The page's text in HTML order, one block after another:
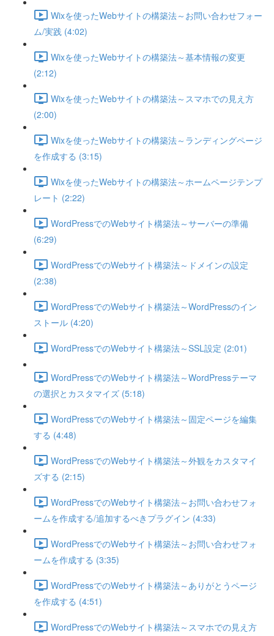
Wixを使ったWebサイトの構築法～お問い合わせフォー
ム/実践 (4:02)
Wixを使ったWebサイトの構築法～基本情報の変更
(2:12)
Wixを使ったWebサイトの構築法～スマホでの見え方
(2:00)
Wixを使ったWebサイトの構築法～ランディングページ
を作成する (3:15)
Wixを使ったWebサイトの構築法～ホームページテンプ
レート (2:22)
WordPressでのWebサイト構築法～サーバーの準備
(6:29)
WordPressでのWebサイト構築法～ドメインの設定
(2:38)
WordPressでのWebサイト構築法～WordPressのイン
ストール (4:20)
WordPressでのWebサイト構築法～SSL設定 (2:01)
WordPressでのWebサイト構築法～WordPressテーマ
の選択とカスタマイズ (5:18)
WordPressでのWebサイト構築法～固定ページを編集
する (4:48)
WordPressでのWebサイト構築法～外観をカスタマイ
ズする (2:15)
WordPressでのWebサイト構築法～お問い合わせフォ
ームを作成する/追加するべきプラグイン (4:33)
WordPressでのWebサイト構築法～お問い合わせフォ
ームを作成する (3:35)
WordPressでのWebサイト構築法～ありがとうページ
を作成する (4:51)
WordPressでのWebサイト構築法～スマホでの見え方